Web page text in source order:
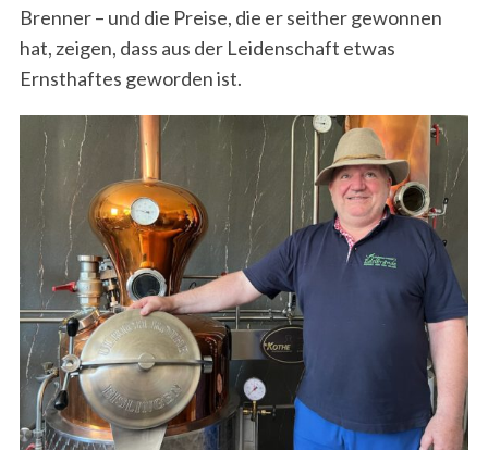
Brenner – und die Preise, die er seither gewonnen
hat, zeigen, dass aus der Leidenschaft etwas
Ernsthaftes geworden ist.